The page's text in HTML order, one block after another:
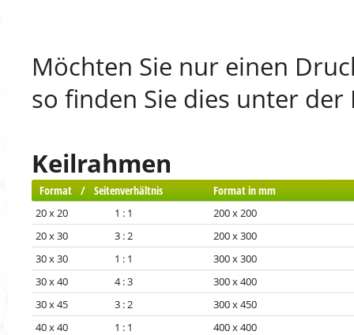
Möchten Sie nur einen
so finden Sie dies unter
Keilrahmen
Format / Seitenverhältnis Format in mm
20 x 20 1 : 1
200 x 200
20 x 30 3 : 2
200 x 300
30 x 30 1 : 1
300 x 300
30 x 40 4 : 3
300 x 400
30 x 45 3 : 2
300 x 450
40 x 40 1 : 1
400 x 400